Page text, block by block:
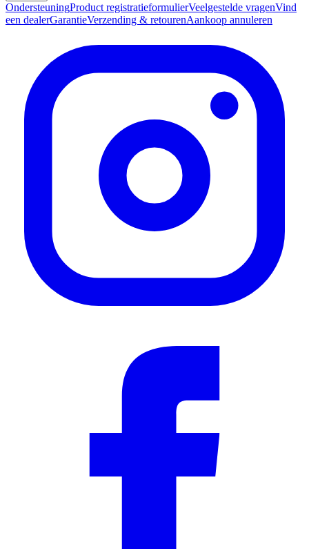
OndersteuningProduct registratieformulierVeelgestelde vragenVind
een dealerGarantieVerzending & retourenAankoop annuleren